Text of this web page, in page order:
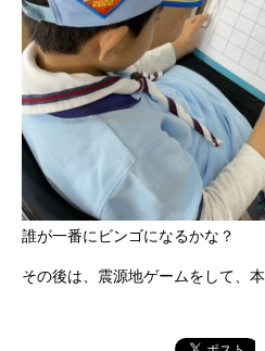
誰が一番にビンゴになるかな？
その後は、震源地ゲームをして、本